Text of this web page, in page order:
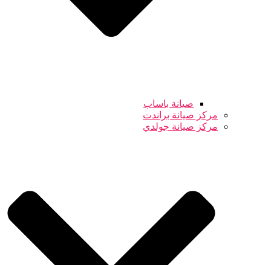
صيانة باساب
مركز صيانة براندت
مركز صيانة جولدي